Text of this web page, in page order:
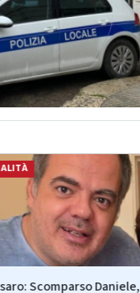
Scomparso Daniele,